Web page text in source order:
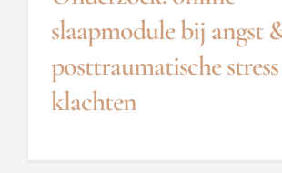
slaapmodule bij angst
posttraumatische stress
klachten